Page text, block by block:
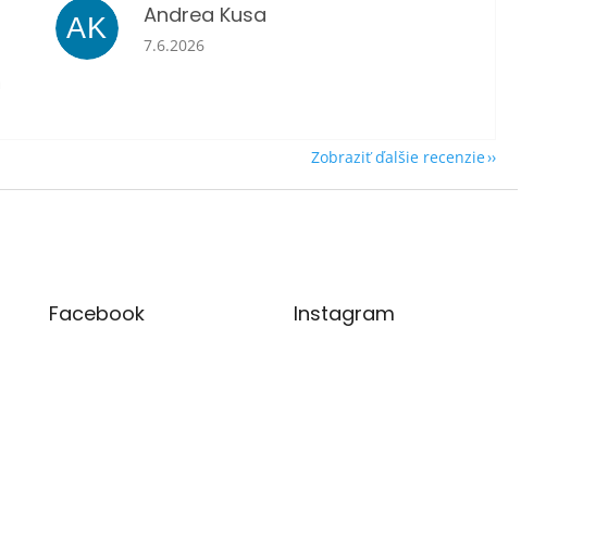
AK Andrea Kusa
Hodnotenie obchodu je 5 z 5 hviezdičiek.
7.6.2026
Zobraziť ďalšie recenzie
Facebook Instagram